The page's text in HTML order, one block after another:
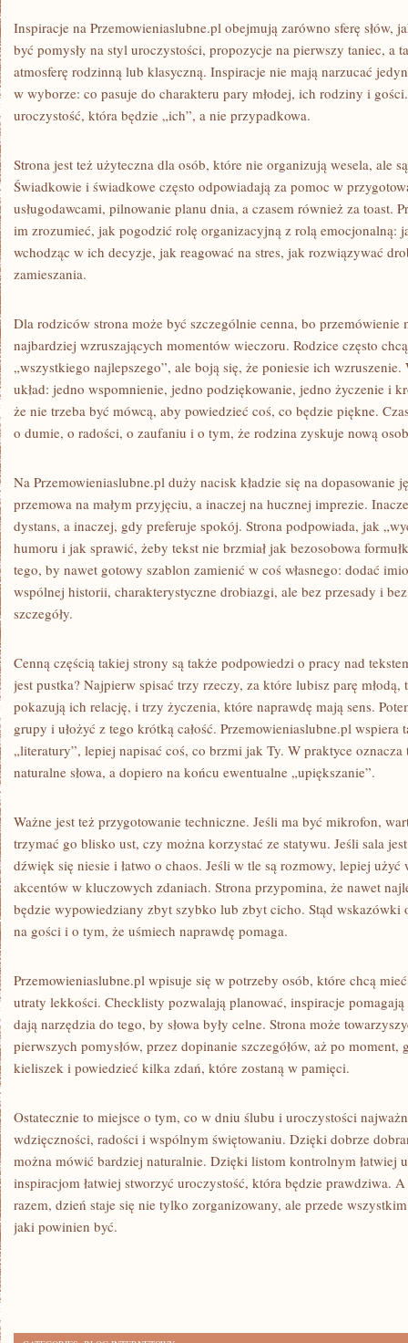
Inspiracje na Przemowieniaslubne.pl obejmują zarówno sferę słów,
być pomysły na styl uroczystości, propozycje na pierwszy taniec, a
atmosferę rodzinną lub klasyczną. Inspiracje nie mają narzucać
w wyborze: co pasuje do charakteru pary młodej, ich rodziny i
uroczystość, która będzie „ich”, a nie przypadkowa.
Strona jest też użyteczna dla osób, które nie organizują wesela, ale
Świadkowie i świadkowe często odpowiadają za pomoc w
usługodawcami, pilnowanie planu dnia, a czasem również za toast.
im zrozumieć, jak pogodzić rolę organizacyjną z rolą emocjonalną:
wchodząc w ich decyzje, jak reagować na stres, jak rozwiązywać
zamieszania.
Dla rodziców strona może być szczególnie cenna, bo
najbardziej wzruszających momentów wieczoru. Rodzice często
„wszystkiego najlepszego”, ale boją się, że poniesie ich
układ: jedno wspomnienie, jedno podziękowanie, jedno życzenie i
że nie trzeba być mówcą, aby powiedzieć coś, co będzie piękne.
o dumie, o radości, o zaufaniu i o tym, że rodzina zyskuje nową
Na Przemowieniaslubne.pl duży nacisk kładzie się na dopasowanie
przemowa na małym przyjęciu, a inaczej na hucznej imprezie.
dystans, a inaczej, gdy preferuje spokój. Strona podpowiada, jak
humoru i jak sprawić, żeby tekst nie brzmiał jak bezosobowa
tego, by nawet gotowy szablon zamienić w coś własnego: dodać
wspólnej historii, charakterystyczne drobiazgi, ale bez przesady i
szczegóły.
Cenną częścią takiej strony są także podpowiedzi o pracy nad
jest pustka? Najpierw spisać trzy rzeczy, za które lubisz parę
pokazują ich relację, i trzy życzenia, które naprawdę mają sens.
grupy i ułożyć z tego krótką całość. Przemowieniaslubne.pl wspiera
„literatury”, lepiej napisać coś, co brzmi jak Ty. W praktyce
naturalne słowa, a dopiero na końcu ewentualne „upiększanie”.
Ważne jest też przygotowanie techniczne. Jeśli ma być mikrofon,
trzymać go blisko ust, czy można korzystać ze statywu. Jeśli sala
dźwięk się niesie i łatwo o chaos. Jeśli w tle są rozmowy, lepiej
akcentów w kluczowych zdaniach. Strona przypomina, że nawet
będzie wypowiedziany zbyt szybko lub zbyt cicho. Stąd wskazówki
na gości i o tym, że uśmiech naprawdę pomaga.
Przemowieniaslubne.pl wpisuje się w potrzeby osób, które chcą
utraty lekkości. Checklisty pozwalają planować, inspiracje
dają narzędzia do tego, by słowa były celne. Strona może
pierwszych pomysłów, przez dopinanie szczegółów, aż po moment,
kieliszek i powiedzieć kilka zdań, które zostaną w pamięci.
Ostatecznie to miejsce o tym, co w dniu ślubu i uroczystości
wdzięczności, radości i wspólnym świętowaniu. Dzięki dobrze
można mówić bardziej naturalnie. Dzięki listom kontrolnym łatwiej
inspiracjom łatwiej stworzyć uroczystość, która będzie prawdziwa. A
razem, dzień staje się nie tylko zorganizowany, ale przede
jaki powinien być.